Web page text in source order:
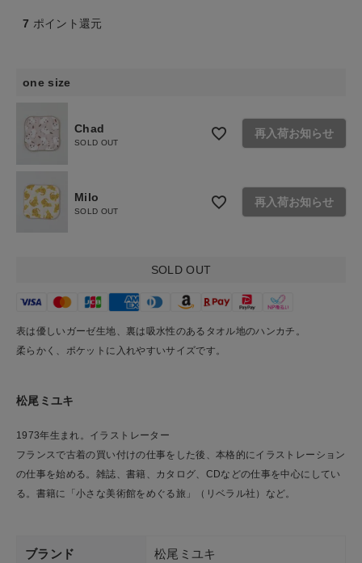
ご利用ガイド
ショップリスト
7 ポイント還元
one size
Chad
SOLD OUT
再入荷お知らせ
Milo
SOLD OUT
再入荷お知らせ
SOLD OUT
表は優しいガーゼ生地、裏は吸水性のあるタオル地のハンカチ。
柔らかく、ポケットに入れやすいサイズです。
松尾ミユキ
1973年生まれ。イラストレーター
フランスで古着の買い付けの仕事をした後、本格的にイラストレーション
の仕事を始める。雑誌、書籍、カタログ、CDなどの仕事を中心にしてい
る。書籍に「小さな美術館をめぐる旅」（リベラル社）など。
ブランド 松尾ミユキ